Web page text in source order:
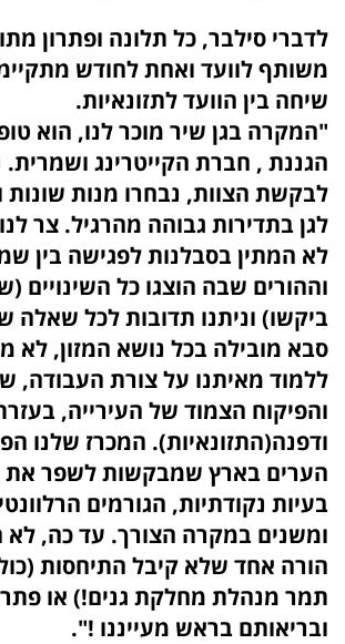
לדברי סילבר, כל תלונה ופתרון
משותף לוועד ואחת לחודש
שיחה בין הוועד לתזונאיות.
"המקרה בגן שיר מוכר לנו, הוא
הגננת , חברת הקייטרינג ושמרית.
לבקשת הצוות, נבחרו מנות שונות
לגן בתדירות גבוהה מהרגיל. צר
לא המתין בסבלנות לפגישה בין
וההורים שבה הוצגו כל השינויים
ביקשו) וניתנו תדובות לכל
סבא מובילה בכל נושא המזון, לא
ללמוד מאיתנו על צורת העבודה,
והפיקוח הצמוד של העירייה,
ודפנה(התזונאיות). המכרז שלנו
הערים בארץ שמבקשות לשפר את
בעיות נקודתיות, הגורמים
ומשנים במקרה הצורך. עד כה, לא
הורה אחד שלא קיבל התיחסות
תמר מנהלת מחלקת גנים!) או
ובריאותם בראש מעייננו !".